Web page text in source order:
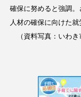
確保に努めると強調
人材の確保に向けた
（資料写真：いわき